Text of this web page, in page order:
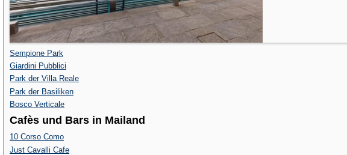
Sempione Park
Giardini Pubblici
Park der Villa Reale
Park der Basiliken
Bosco Verticale
Cafès und Bars in Mailand
10 Corso Como
Just Cavalli Cafe